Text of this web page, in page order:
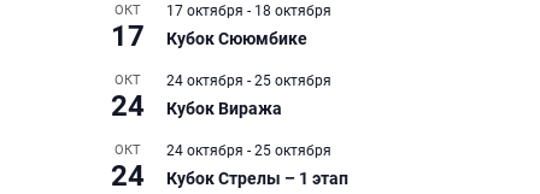
ОКТ
17
17 октября - 18 октября
Кубок Сююмбике
ОКТ
24
24 октября - 25 октября
Кубок Виража
ОКТ
24
24 октября - 25 октября
Кубок Стрелы – 1 этап